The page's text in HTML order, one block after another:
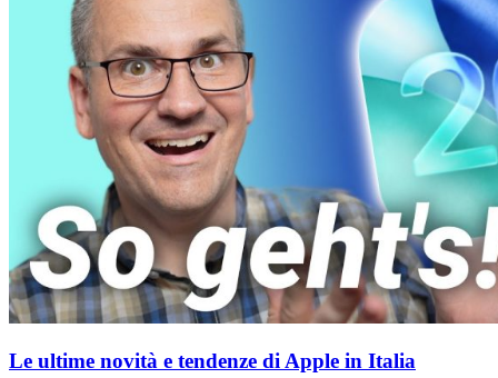
Le ultime novità e tendenze di Apple in Italia